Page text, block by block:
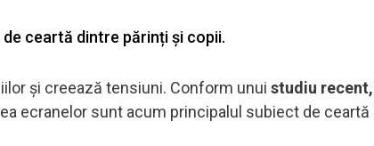
ceartă dintre părinți și copii.
și creează tensiuni. Conform unui studiu recent,
ecranelor sunt acum principalul subiect de ceartă